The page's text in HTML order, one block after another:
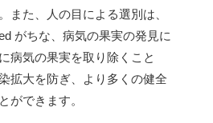
また、人の目による選別は、
がちな、病気の果実の発見に
病気の果実を取り除くこと
拡大を防ぎ、より多くの健全
ができます。